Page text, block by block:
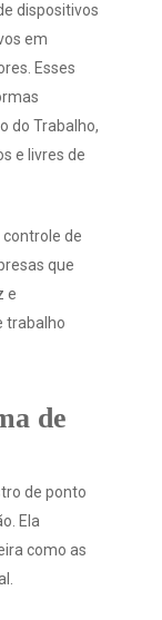
dispositivos
em
Esses
do Trabalho,
e livres de
de
que
e
trabalho
de
de ponto
Ela
como as